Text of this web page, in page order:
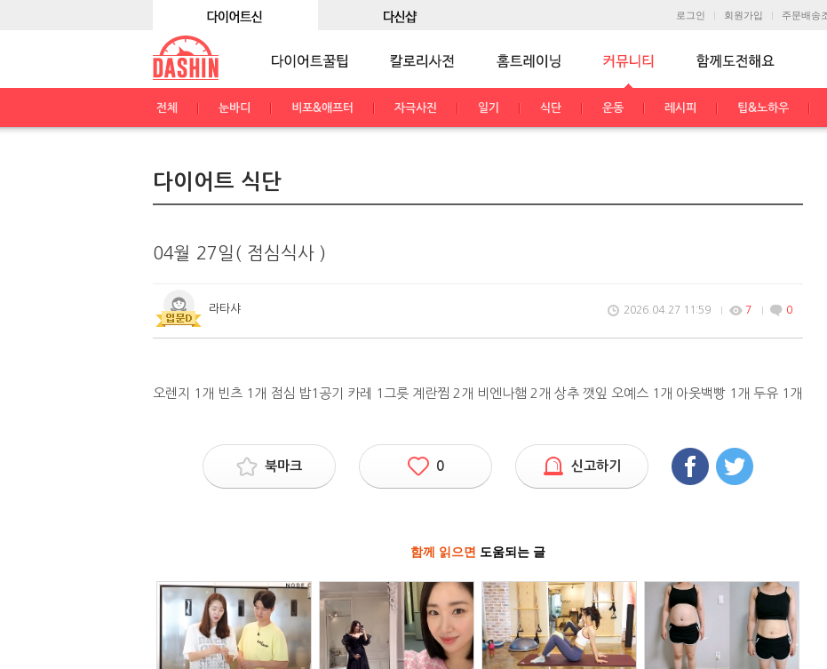
로그인 회원가입 주문배송
전체 눈바디 비포&애프터 자극사진 일기 식단 운동 레시피 팁&노하우
다이어트 식단
04월 27일( 점심식사 )
라타샤 2026.04.27 11:59 7 0
오렌지 1개 빈츠 1개 점심 밥1공기 카레 1그릇 계란찜 2개 비엔나햄 2개 상추 깻잎 오예스 1개 아웃백빵 1개 두유 1개
북마크 0 신고하기
함께 읽으면 도움되는 글